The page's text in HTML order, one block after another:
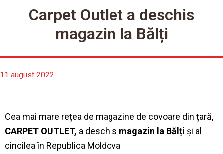
Carpet Outlet a deschis
magazin la Bălți
11 august 2022
Cea mai mare rețea de magazine de covoare din țară,
CARPET OUTLET, a deschis magazin la Bălți și al
cincilea în Republica Moldova